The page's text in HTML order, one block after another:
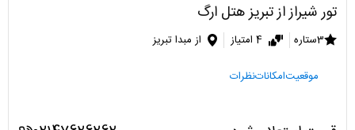
تور شیراز از تبریز هتل ارگ
3ستاره 4 امتیاز از مبدا تبریز
موقعیتامکاناتنظرات